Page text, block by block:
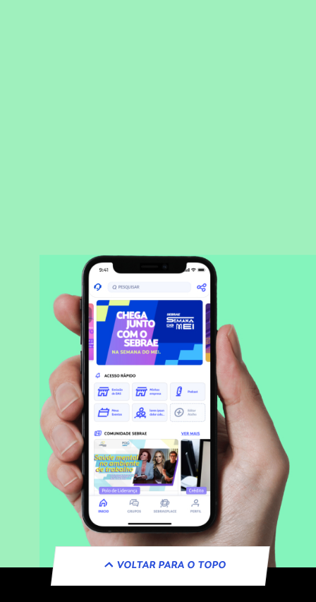
VOLTAR PARA O TOPO